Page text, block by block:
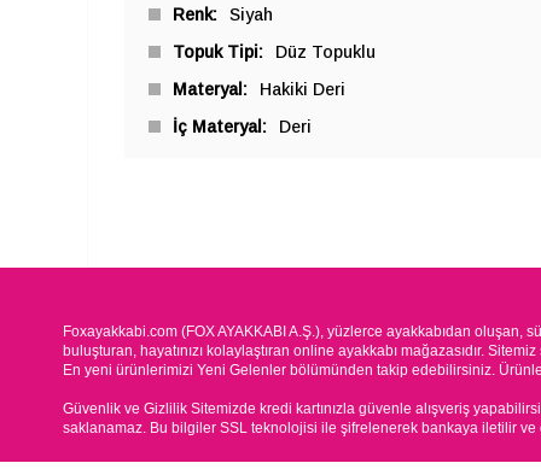
Renk
Siyah
Topuk Tipi
Düz Topuklu
Materyal
Hakiki Deri
İç Materyal
Deri
Foxayakkabi.com (FOX AYAKKABI A.Ş.), yüzlerce ayakkabıdan
buluşturan, hayatınızı kolaylaştıran online ayakkabı mağazasıdır.
En yeni ürünlerimizi Yeni Gelenler bölümünden takip edebilirsiniz.
Güvenlik ve Gizlilik Sitemizde kredi kartınızla güvenle alışveriş
saklanamaz. Bu bilgiler SSL teknolojisi ile şifrelenerek bankaya iletilir ve